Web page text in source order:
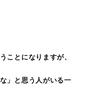
ことになりますが、
」と思う人がいる一